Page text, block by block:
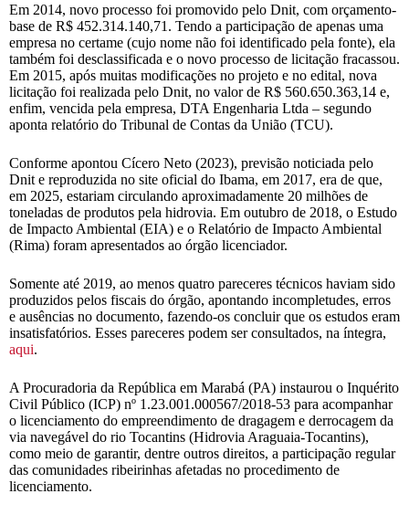
Em 2014, novo processo foi promovido pelo Dnit, com orçamento-
base de R$ 452.314.140,71. Tendo a participação de apenas uma
empresa no certame (cujo nome não foi identificado pela fonte), ela
também foi desclassificada e o novo processo de licitação fracassou.
Em 2015, após muitas modificações no projeto e no edital, nova
licitação foi realizada pelo Dnit, no valor de R$ 560.650.363,14 e,
enfim, vencida pela empresa, DTA Engenharia Ltda – segundo
aponta relatório do Tribunal de Contas da União (TCU).
Conforme apontou Cícero Neto (2023), previsão noticiada pelo
Dnit e reproduzida no site oficial do Ibama, em 2017, era de que,
em 2025, estariam circulando aproximadamente 20 milhões de
toneladas de produtos pela hidrovia. Em outubro de 2018, o Estudo
de Impacto Ambiental (EIA) e o Relatório de Impacto Ambiental
(Rima) foram apresentados ao órgão licenciador.
Somente até 2019, ao menos quatro pareceres técnicos haviam sido
produzidos pelos fiscais do órgão, apontando incompletudes, erros
e ausências no documento, fazendo-os concluir que os estudos eram
insatisfatórios. Esses pareceres podem ser consultados, na íntegra,
aqui.
A Procuradoria da República em Marabá (PA) instaurou o Inquérito
Civil Público (ICP) nº 1.23.001.000567/2018-53 para acompanhar
o licenciamento do empreendimento de dragagem e derrocagem da
via navegável do rio Tocantins (Hidrovia Araguaia-Tocantins),
como meio de garantir, dentre outros direitos, a participação regular
das comunidades ribeirinhas afetadas no procedimento de
licenciamento.